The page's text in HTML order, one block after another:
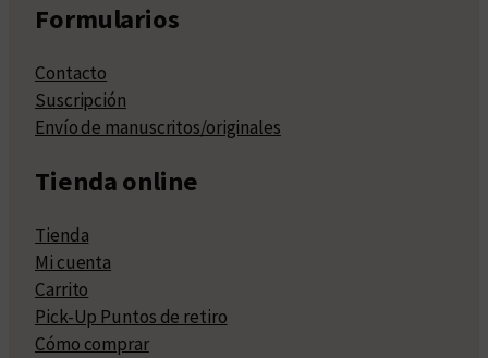
Formularios
Contacto
Suscripción
Envío de manuscritos/originales
Tienda online
Tienda
Mi cuenta
Carrito
Pick-Up Puntos de retiro
Cómo comprar